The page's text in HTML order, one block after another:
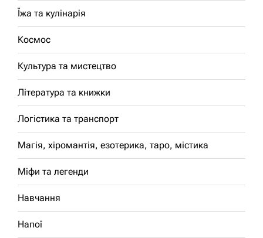
Їжа та кулінарія
Космос
Культура та мистецтво
Література та книжки
Логістика та транспорт
Магія, хіромантія, езотерика, таро, містика
Міфи та легенди
Навчання
Напої